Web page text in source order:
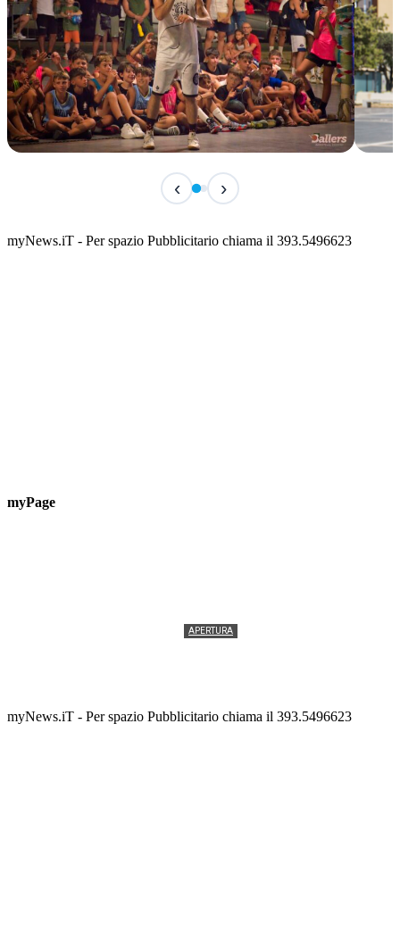
Classic Contest 3vs3 Memorial Michele
📅 6 Agosto 2026 · 09:00 · 📍 Lungomare C. Colombo
‹ ›
myNews.iT - Per spazio Pubblicitario chiama il 393.5496623
myPage
APERTURA
myNews.iT - Per spazio Pubblicitario chiama il 393.5496623